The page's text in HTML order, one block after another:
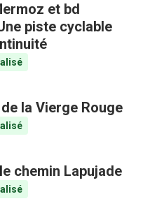
et bd
piste cyclable
la Vierge Rouge
chemin Lapujade